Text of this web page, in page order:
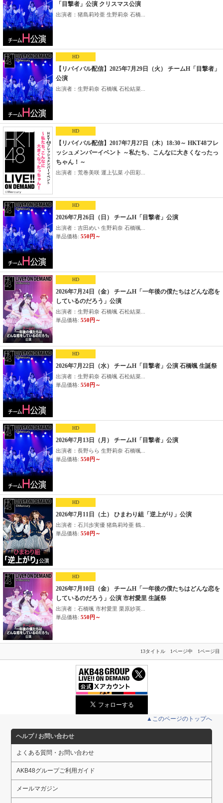
「目撃者」公演 クリスマス公演
出演者：猪島莉玲亜 生野莉奈 石橋...
HD
【リバイバル配信】2025年7月29日（火） チームH「目撃者」
公演
出演者：生野莉奈 石橋颯 石松結菜...
HD
【リバイバル配信】2017年7月27日（木）18:30～ HKT48フレ
ッシュメンバーイベント ～私たち、こんなに大きくなったっ
ちゃん！～
出演者：荒巻美咲 運上弘菜 小田彩...
HD
2026年7月26日（日） チームH「目撃者」公演
出演者：吉田めい 生野莉奈 石橋颯...
単品価格: 550円～
HD
2026年7月24日（金） チームH「一年後の僕たちはどんな恋を
しているのだろう」公演
出演者：生野莉奈 石橋颯 石松結菜...
単品価格: 550円～
HD
2026年7月22日（水） チームH「目撃者」公演 石橋颯 生誕祭
出演者：生野莉奈 石橋颯 石松結菜...
単品価格: 550円～
HD
2026年7月13日（月） チームH「目撃者」公演
出演者：長野らら 生野莉奈 石橋颯...
単品価格: 550円～
HD
2026年7月11日（土） ひまわり組「逆上がり」公演
出演者：石川歩実優 猪島莉玲亜 鶴...
単品価格: 550円～
HD
2026年7月10日（金） チームH「一年後の僕たちはどんな恋を
しているのだろう」公演 市村愛里 生誕祭
出演者：石橋颯 市村愛里 栗原紗英...
単品価格: 550円～
13タイトル 1ページ中 1ページ目
▲このページのトップへ
ヘルプ / お問い合わせ
よくある質問・お問い合わせ
AKB48グループご利用ガイド
メールマガジン